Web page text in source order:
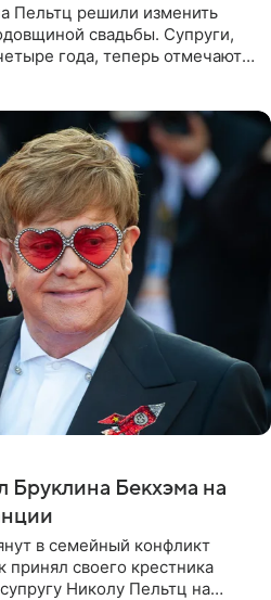
Пельтц решили изменить
свадьбы. Супруги,
года, теперь отмечают
Бекхэма на
в семейный конфликт
принял своего крестника
Николу Пельтц на